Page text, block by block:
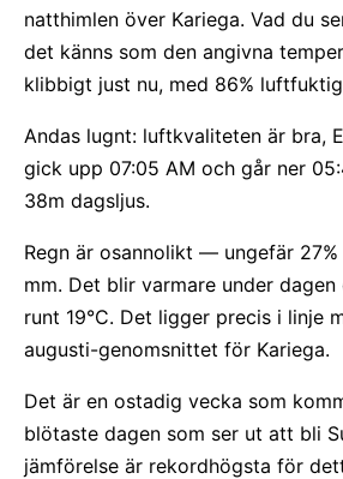
natthimlen över Kariega. Vad du
det känns som den angivna
klibbigt just nu, med 86%
Andas lugnt: luftkvaliteten är bra,
gick upp 07:05 AM och går ner
38m dagsljus.
Regn är osannolikt — ungefär
mm. Det blir varmare under
runt 19°C. Det ligger precis i linje
augusti-genomsnittet för Kariega.
Det är en ostadig vecka som
blötaste dagen som ser ut att bli
jämförelse är rekordhögsta för